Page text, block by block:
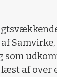
som
læst af over